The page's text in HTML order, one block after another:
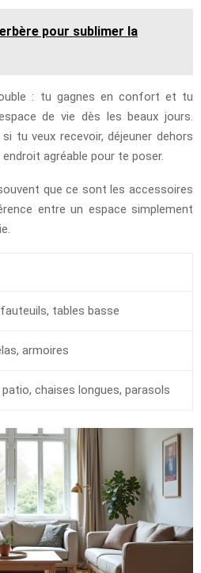
pour sublimer la
: tu gagnes en confort et tu
de vie dès les beaux jours.
tu veux recevoir, déjeuner dehors
agréable pour te poser.
que ce sont les accessoires
entre un espace simplement
tables basse
armoires
patio, chaises longues, parasols